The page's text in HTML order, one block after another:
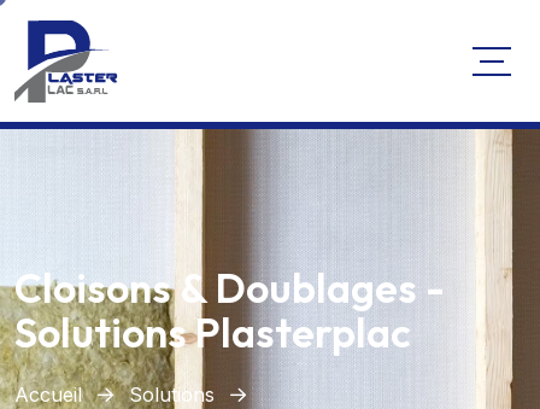
Cloisons & Doublages -
Solutions Plasterplac
Accueil
Solutions